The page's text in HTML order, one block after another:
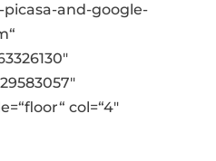
and-google-
col=“4″